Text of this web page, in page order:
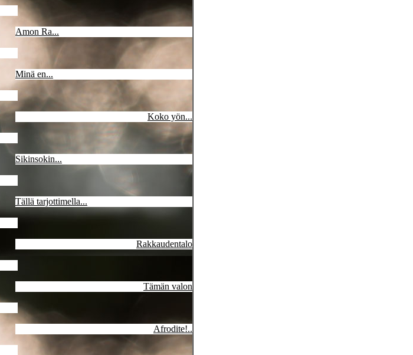
Amon Ra...
Minä en...
Koko yön...
Sikinsokin...
Tällä tarjottimella...
Rakkaudentalo
Tämän valon
Afrodite!..